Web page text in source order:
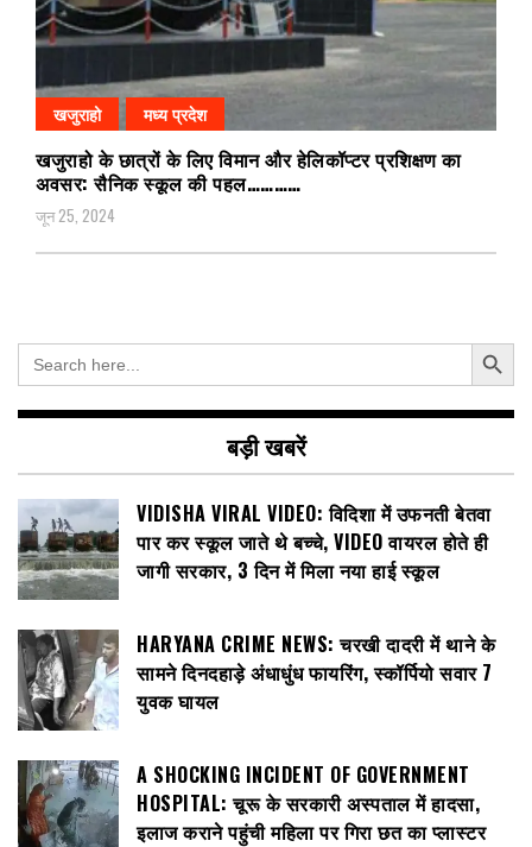
खजुराहो मध्य प्रदेश
खजुराहो के छात्रों के लिए विमान और हेलिकॉप्टर प्रशिक्षण का
अवसर: सैनिक स्कूल की पहल…………
जून 25, 2024
Search
for:
Search Button
बड़ी खबरें
VIDISHA VIRAL VIDEO: विदिशा में उफनती बेतवा
पार कर स्कूल जाते थे बच्चे, VIDEO वायरल होते ही
जागी सरकार, 3 दिन में मिला नया हाई स्कूल
HARYANA CRIME NEWS: चरखी दादरी में थाने के
सामने दिनदहाड़े अंधाधुंध फायरिंग, स्कॉर्पियो सवार 7
युवक घायल
A SHOCKING INCIDENT OF GOVERNMENT
HOSPITAL: चूरू के सरकारी अस्पताल में हादसा,
इलाज कराने पहुंची महिला पर गिरा छत का प्लास्टर